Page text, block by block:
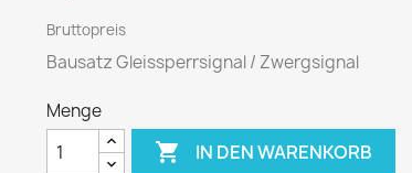
Bruttopreis
Bausatz Gleissperrsignal / Zwergsignal
Menge
 IN DEN WARENKORB